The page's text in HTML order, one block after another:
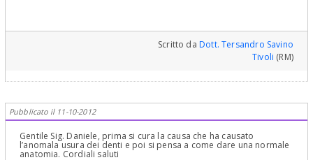
Scritto daDott. Tersandro Savino
Tivoli (RM)
Pubblicato il 11-10-2012
Gentile Sig. Daniele, prima si cura la causa che ha causato
l’anomala usura dei denti e poi si pensa a come dare una normale
anatomia. Cordiali saluti